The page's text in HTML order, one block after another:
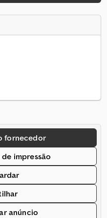
fornecedor
impressão
anúncio